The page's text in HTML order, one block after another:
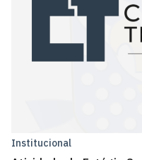
Institucional